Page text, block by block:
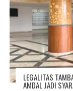
LEGALITAS
AMDAL JADI